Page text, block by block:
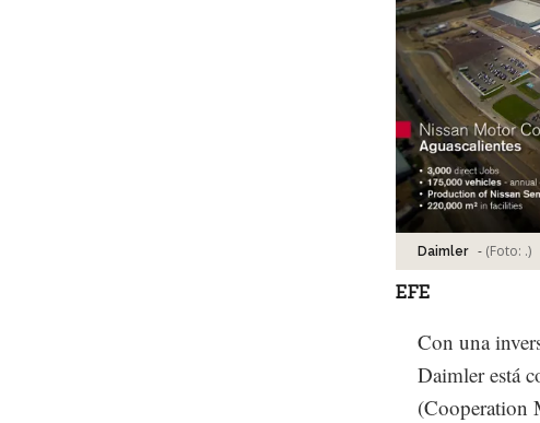
Daimler - (Foto: .)
EFE
Con una
Daimler está
(Cooperation